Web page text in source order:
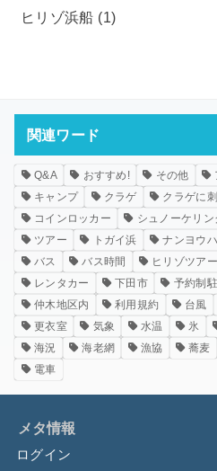
ヒリゾ浜船 (1)
関連ワード
Q&A おすすめ! その他
キャンプ
クラゲ クラゲに
コインロッカー
シュノーケリン
ツアー
トガイ浜
ナンヨウ
バス
バス時間 ヒリゾツアー
レンタカー
下田市 予約制
仲木地区内
利用規約 台風
更衣室
気象 水温 氷
海況
海老網 漁協 蕎麦
電車
メタ情報
ログイン